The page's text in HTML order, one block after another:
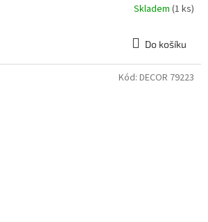
Skladem (1 ks)
Do košíku
Kód: DECOR 79223